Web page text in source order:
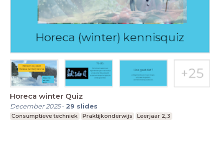
Horeca winter Quiz
December 2025- 29 slides
Consumptieve techniek Praktijkonderwijs Leerjaar 2,3